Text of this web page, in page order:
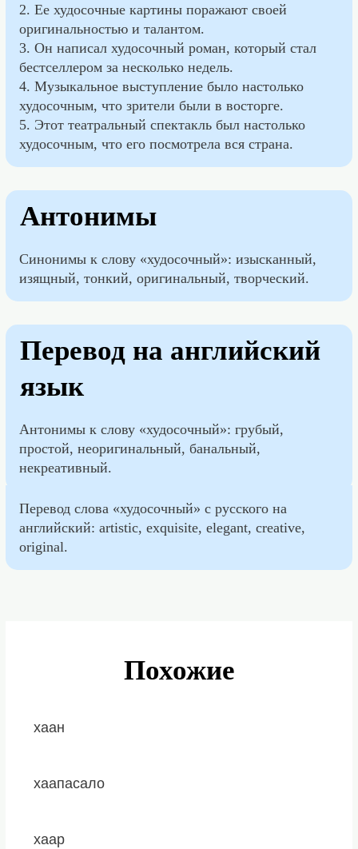
2. Ее худосочные картины поражают своей
оригинальностью и талантом.
3. Он написал худосочный роман, который стал
бестселлером за несколько недель.
4. Музыкальное выступление было настолько
худосочным, что зрители были в восторге.
5. Этот театральный спектакль был настолько
худосочным, что его посмотрела вся страна.
Антонимы
Синонимы к слову «худосочный»: изысканный,
изящный, тонкий, оригинальный, творческий.
Перевод на английский
язык
Антонимы к слову «худосочный»: грубый,
простой, неоригинальный, банальный,
некреативный.
Перевод слова «худосочный» с русского на
английский: artistic, exquisite, elegant, creative,
original.
Похожие
хаан
хаапасало
хаар